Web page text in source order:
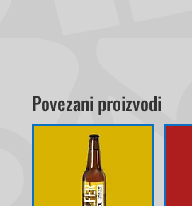
Povezani proizvodi